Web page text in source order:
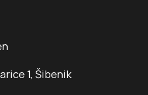
1, Šibenik